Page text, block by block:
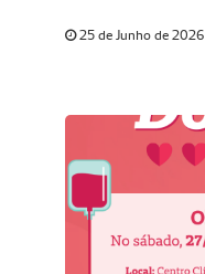
25 de Junho de 2026